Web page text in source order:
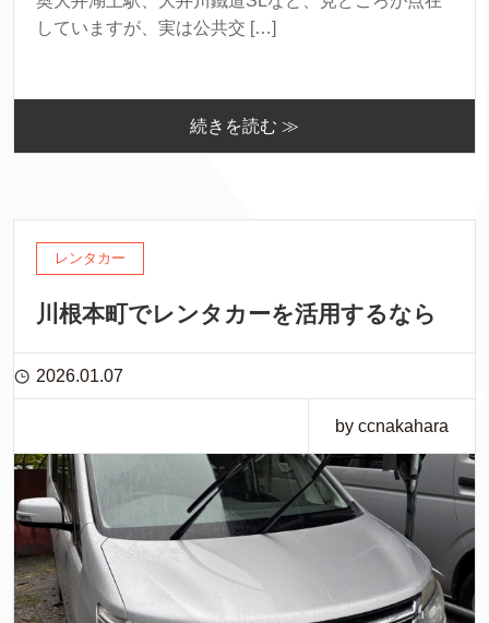
していますが、実は公共交 […]
続きを読む ≫
レンタカー
川根本町でレンタカーを活用するなら
2026.01.07
by ccnakahara